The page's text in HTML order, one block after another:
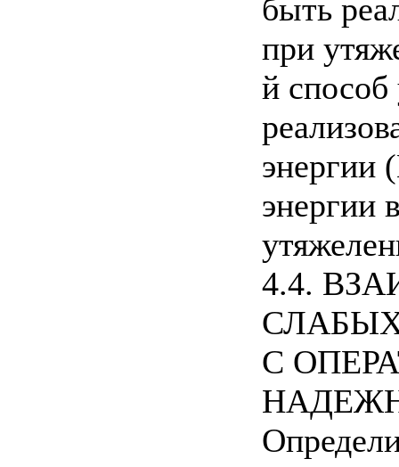
быть
при
й
энергии
энергии
4.4.
С